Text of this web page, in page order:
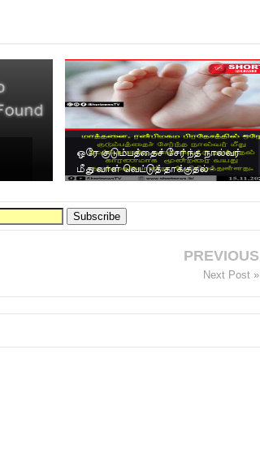
ஒரே குடும்பத்தைச் சேர்ந்த நால்வர்
மீது வாள் வெட்டுத் தாக்குதல் -
PREVIOUS
Next Post »